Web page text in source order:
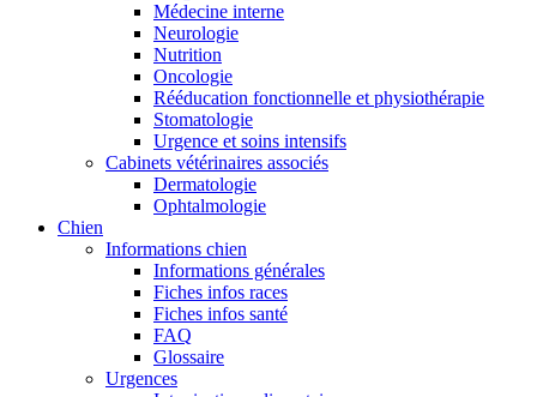
Médecine interne
Neurologie
Nutrition
Oncologie
Rééducation fonctionnelle et physiothérapie
Stomatologie
Urgence et soins intensifs
Cabinets vétérinaires associés
Dermatologie
Ophtalmologie
Chien
Informations chien
Informations générales
Fiches infos races
Fiches infos santé
FAQ
Glossaire
Urgences